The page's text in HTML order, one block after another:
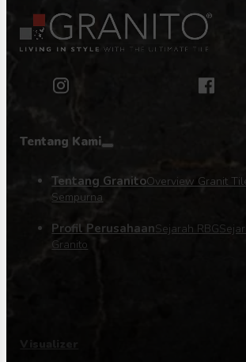
Tentang Kami
Tentang GranitoOverview Granit
Sempurna
Profil PerusahaanSejarah RBG
Granito
Visualizer